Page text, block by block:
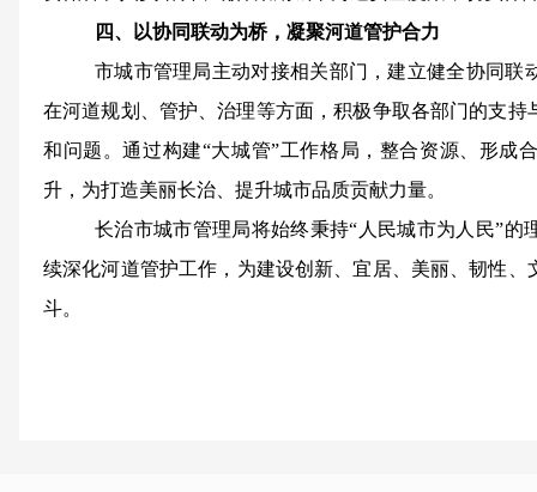
四、以协同联动为桥，凝聚河道管护合力
市城市管理局主动对接相关部门，建立健全协同联
在河道规划、管护、治理等方面，积极争取各部门的支
和问题。通过构建“大城管”工作格局，整合资源、形成
升，为打造美丽长治、提升城市品质贡献力量。
长治市城市管理局将始终秉持“人民城市为人民”的
续深化河道管护工作 ， 为建设创新、宜居、美丽、韧性
斗。